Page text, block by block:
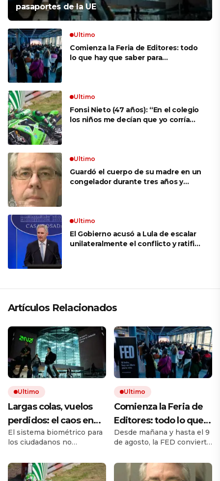
pasaportes de la UE
Ultimo
Comienza la Feria de Editores: todo
lo que hay que saber para
Ultimo
Fonsi Nieto (47 años): “En el colegio
los niños me decían que yo corría
Ultimo
Guardó el cuerpo de su madre en un
congelador durante tres años y
Ultimo
El Gobierno acusó a Lula de escalar
unilateralmente el conflicto y ratificó
Artículos Relacionados
Ultimo
Largas colas, vuelos
perdidos: el caos en
los viajes se desata
tras los nuevos
controles de
pasaportes de la UE
El sistema biométrico para
los ciudadanos no
provocando largos retrasos
y malhumor en los
Ultimo
Comienza la Feria de
Editores: todo lo que
hay que saber para
aprovechar la visita
Desde mañana y hasta el 9
de agosto, la FED convierte
punto de encuentro del
libro independiente. La